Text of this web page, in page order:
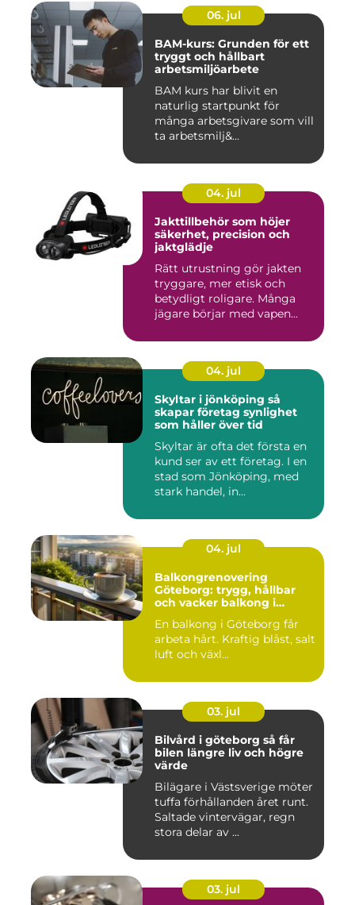
06. jul
BAM-kurs: Grunden för ett
tryggt och hållbart
arbetsmiljöarbete
BAM kurs har blivit en
naturlig startpunkt för
många arbetsgivare som vill
ta arbetsmilj&...
04. jul
Jakttillbehör som höjer
säkerhet, precision och
jaktglädje
Rätt utrustning gör jakten
tryggare, mer etisk och
betydligt roligare. Många
jägare börjar med vapen...
04. jul
Skyltar i jönköping så
skapar företag synlighet
som håller över tid
Skyltar är ofta det första en
kund ser av ett företag. I en
stad som Jönköping, med
stark handel, in...
04. jul
Balkongrenovering
Göteborg: trygg, hållbar
och vacker balkong i
En balkong i Göteborg får
arbeta hårt. Kraftig blåst, salt
luft och växl...
03. jul
Bilvård i göteborg så får
bilen längre liv och högre
värde
Bilägare i Västsverige möter
tuffa förhållanden året runt.
Saltade vintervägar, regn
stora delar av ...
03. jul